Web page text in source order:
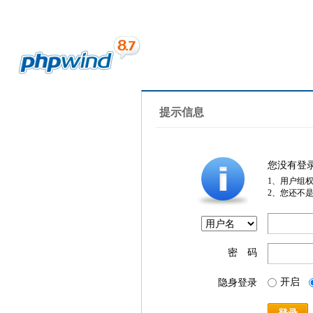
提示信息
您没有登
1、用户组
2、您还不
密 码
隐身登录 开启